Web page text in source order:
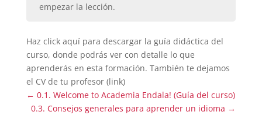
empezar la lección.
Haz click aquí para descargar la guía didáctica del
curso, donde podrás ver con detalle lo que
aprenderás en esta formación. También te dejamos
el CV de tu profesor (link)
0.1. Welcome to Academia Endala! (Guía del curso)
0.3. Consejos generales para aprender un idioma